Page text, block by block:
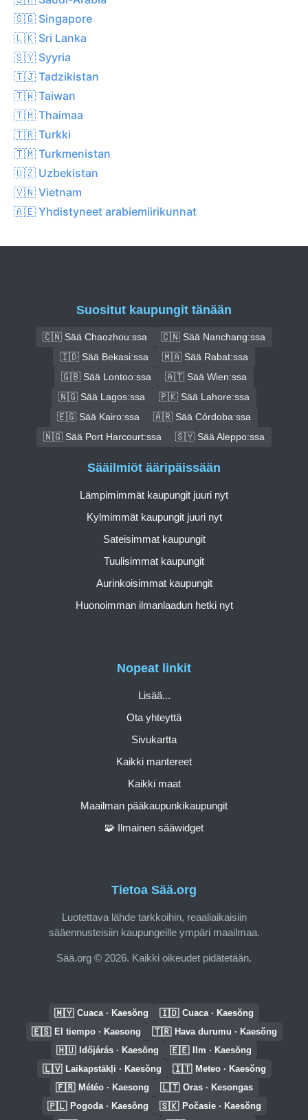
🇸🇬 Singapore
🇱🇰 Sri Lanka
🇸🇾 Syyria
🇹🇯 Tadzikistan
🇹🇼 Taiwan
🇹🇭 Thaimaa
🇹🇷 Turkki
🇹🇲 Turkmenistan
🇺🇿 Uzbekistan
🇻🇳 Vietnam
🇦🇪 Yhdistyneet arabiemiirikunnat
Suositut kaupungit tänään
🇨🇳 Sää Chaozhou:ssa
🇨🇳 Sää Nanchang:ssa
🇮🇩 Sää Bekasi:ssa
🇲🇦 Sää Rabat:ssa
🇬🇧 Sää Lontoo:ssa
🇦🇹 Sää Wien:ssa
🇳🇬 Sää Lagos:ssa
🇵🇰 Sää Lahore:ssa
🇪🇬 Sää Kairo:ssa
🇦🇷 Sää Córdoba:ssa
🇳🇬 Sää Port Harcourt:ssa
🇸🇾 Sää Aleppo:ssa
Tietoa Sää.org
Luotettava lähde tarkkoihin, reaaliaikaisiin
sääennusteisiin kaupungeille ympäri maailmaa.
Sää.org © 2026. Kaikki oikeudet pidätetään.
Nopeat linkit
Lisää...
Ota yhteyttä
Sivukartta
Kaikki mantereet
Kaikki maat
Maailman pääkaupunkikaupungit
🧩 Ilmainen sääwidget
Sääilmiöt ääripäissään
Lämpimimmät kaupungit juuri nyt
Kylmimmät kaupungit juuri nyt
Sateisimmat kaupungit
Tuulisimmat kaupungit
Aurinkoisimmat kaupungit
Huonoimman ilmanlaadun hetki nyt
🇲🇾 Cuaca · Kaesŏng 🇮🇩 Cuaca · Kaesŏng
🇪🇸 El tiempo · Kaesong 🇹🇷 Hava durumu · Kaesŏng
🇭🇺 Időjárás · Kaesŏng 🇪🇪 Ilm · Kaesŏng
🇱🇻 Laikapstākļi · Kaesŏng 🇮🇹 Meteo · Kaesŏng
🇫🇷 Météo · Kaesong 🇱🇹 Oras · Kesongas
🇵🇱 Pogoda · Kaesŏng 🇸🇰 Počasie · Kaesŏng